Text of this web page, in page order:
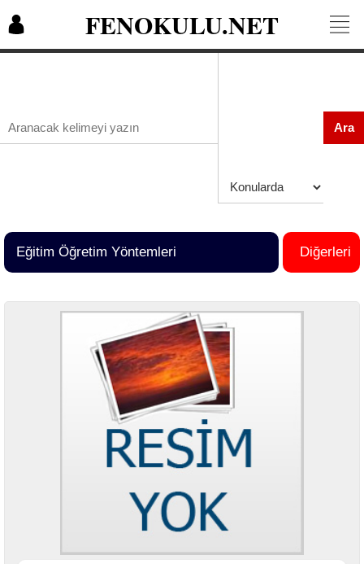
FENOKULU.NET
Ara
Eğitim Öğretim Yöntemleri Diğerleri